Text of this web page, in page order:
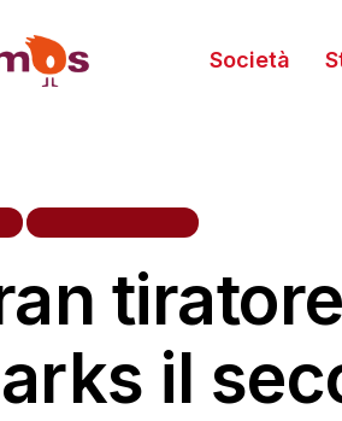
Società
il